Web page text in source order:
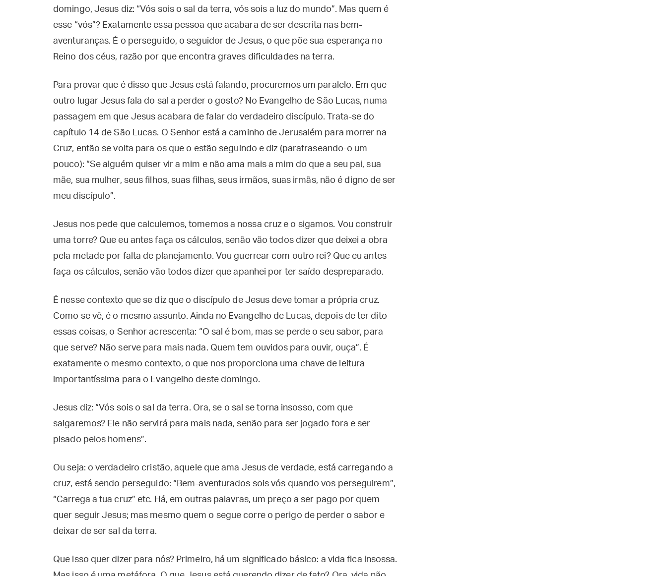
domingo, Jesus diz: “Vós sois o sal da terra, vós sois a luz do mundo”. Mas quem é
esse “vós”? Exatamente essa pessoa que acabara de ser descrita nas bem-
aventuranças. É o perseguido, o seguidor de Jesus, o que põe sua esperança no
Reino dos céus, razão por que encontra graves dificuldades na terra.
Para provar que é disso que Jesus está falando, procuremos um paralelo. Em que
outro lugar Jesus fala do sal a perder o gosto? No Evangelho de São Lucas, numa
passagem em que Jesus acabara de falar do verdadeiro discípulo. Trata-se do
capítulo 14 de São Lucas. O Senhor está a caminho de Jerusalém para morrer na
Cruz, então se volta para os que o estão seguindo e diz (parafraseando-o um
pouco): “Se alguém quiser vir a mim e não ama mais a mim do que a seu pai, sua
mãe, sua mulher, seus filhos, suas filhas, seus irmãos, suas irmãs, não é digno de ser
meu discípulo”.
Jesus nos pede que calculemos, tomemos a nossa cruz e o sigamos. Vou construir
uma torre? Que eu antes faça os cálculos, senão vão todos dizer que deixei a obra
pela metade por falta de planejamento. Vou guerrear com outro rei? Que eu antes
faça os cálculos, senão vão todos dizer que apanhei por ter saído despreparado.
É nesse contexto que se diz que o discípulo de Jesus deve tomar a própria cruz.
Como se vê, é o mesmo assunto. Ainda no Evangelho de Lucas, depois de ter dito
essas coisas, o Senhor acrescenta: “O sal é bom, mas se perde o seu sabor, para
que serve? Não serve para mais nada. Quem tem ouvidos para ouvir, ouça”. É
exatamente o mesmo contexto, o que nos proporciona uma chave de leitura
importantíssima para o Evangelho deste domingo.
Jesus diz: “Vós sois o sal da terra. Ora, se o sal se torna insosso, com que
salgaremos? Ele não servirá para mais nada, senão para ser jogado fora e ser
pisado pelos homens”.
Ou seja: o verdadeiro cristão, aquele que ama Jesus de verdade, está carregando a
cruz, está sendo perseguido: “Bem-aventurados sois vós quando vos perseguirem”,
“Carrega a tua cruz” etc. Há, em outras palavras, um preço a ser pago por quem
quer seguir Jesus; mas mesmo quem o segue corre o perigo de perder o sabor e
deixar de ser sal da terra.
Que isso quer dizer para nós? Primeiro, há um significado básico: a vida fica insossa.